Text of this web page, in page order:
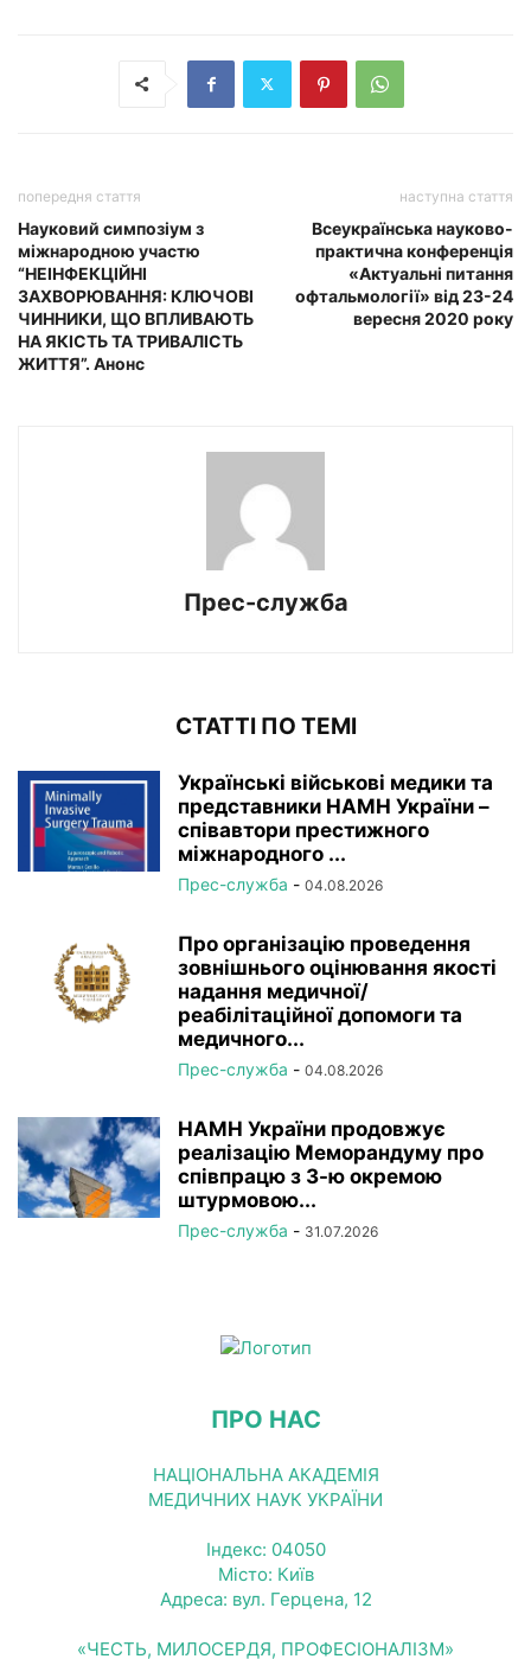
попередня стаття
Науковий симпозіум з
міжнародною участю
“НЕІНФЕКЦІЙНІ
ЗАХВОРЮВАННЯ: КЛЮЧОВІ
ЧИННИКИ, ЩО ВПЛИВАЮТЬ
НА ЯКІСТЬ ТА ТРИВАЛІСТЬ
ЖИТТЯ”. Анонс
наступна стаття
Всеукраїнська науково-
практична конференція
«Актуальні питання
офтальмології» від 23-24
вересня 2020 року
Прес-служба
СТАТТІ ПО ТЕМІ
Українські військові медики та
представники НАМН України –
співавтори престижного
міжнародного ...
Прес-служба - 04.08.2026
Про організацію проведення
зовнішнього оцінювання якості
надання медичної/
реабілітаційної допомоги та
медичного...
Прес-служба - 04.08.2026
НАМН України продовжує
реалізацію Меморандуму про
співпрацю з 3-ю окремою
штурмовою...
Прес-служба - 31.07.2026
ПРО НАС
НАЦІОНАЛЬНА АКАДЕМІЯ
МЕДИЧНИХ НАУК УКРАЇНИ
Індекс: 04050
Місто: Київ
Адреса: вул. Герцена, 12
«ЧЕСТЬ, МИЛОСЕРДЯ, ПРОФЕСІОНАЛІЗМ»